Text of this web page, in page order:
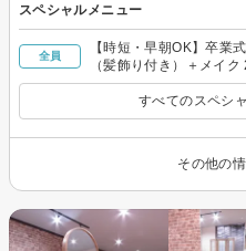
スペシャルメニュー
全員
【時短・早朝OK】卒業
（髪飾り付き）＋メイ
すべてのスペシ
その他の